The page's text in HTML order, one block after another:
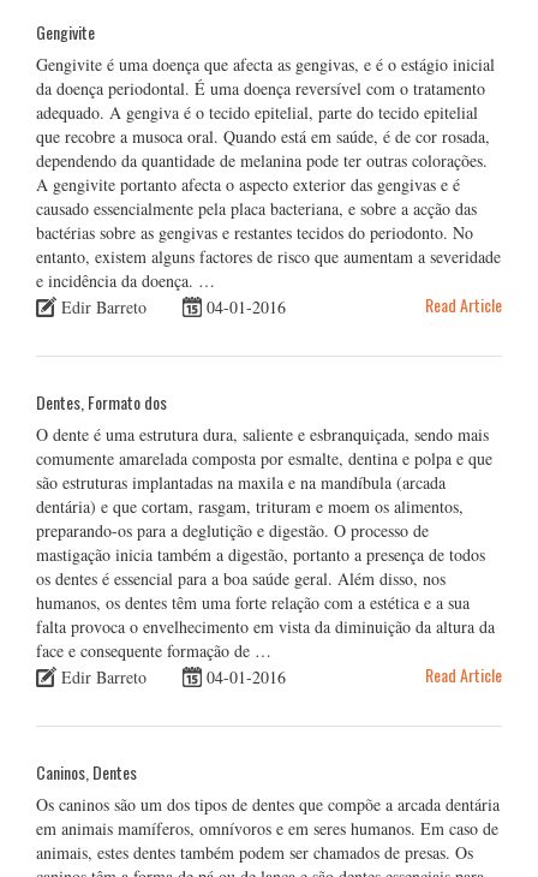
Gengivite
Gengivite é uma doença que afecta as gengivas, e é o estágio inicial
da doença periodontal. É uma doença reversível com o tratamento
adequado. A gengiva é o tecido epitelial, parte do tecido epitelial
que recobre a musoca oral. Quando está em saúde, é de cor rosada,
dependendo da quantidade de melanina pode ter outras colorações.
A gengivite portanto afecta o aspecto exterior das gengivas e é
causado essencialmente pela placa bacteriana, e sobre a acção das
bactérias sobre as gengivas e restantes tecidos do periodonto. No
entanto, existem alguns factores de risco que aumentam a severidade
e incidência da doença. …
Edir Barreto
04-01-2016 Read Article
Dentes, Formato dos
O dente é uma estrutura dura, saliente e esbranquiçada, sendo mais
comumente amarelada composta por esmalte, dentina e polpa e que
são estruturas implantadas na maxila e na mandíbula (arcada
dentária) e que cortam, rasgam, trituram e moem os alimentos,
preparando-os para a deglutição e digestão. O processo de
mastigação inicia também a digestão, portanto a presença de todos
os dentes é essencial para a boa saúde geral. Além disso, nos
humanos, os dentes têm uma forte relação com a estética e a sua
falta provoca o envelhecimento em vista da diminuição da altura da
face e consequente formação de …
Edir Barreto
04-01-2016 Read Article
Caninos, Dentes
Os caninos são um dos tipos de dentes que compõe a arcada dentária
em animais mamíferos, omnívoros e em seres humanos. Em caso de
animais, estes dentes também podem ser chamados de presas. Os